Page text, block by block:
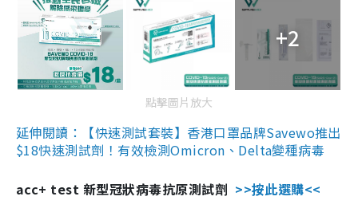
+2
點擊圖片放大
延伸閱讀：【快速測試套裝】香港口罩品牌Savewo推出
$18快速測試劑！有效檢測Omicron、Delta變種病毒
acc+ test 新型冠狀病毒抗原測試劑 >>按此選購<<